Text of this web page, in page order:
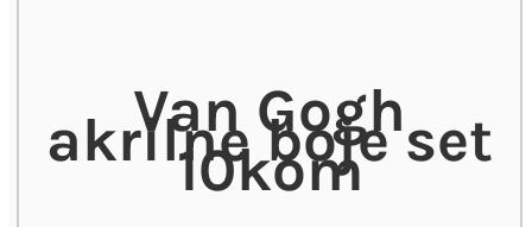
Van Gogh
akrilne boje set
10kom